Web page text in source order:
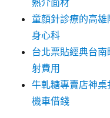
熱介面材
童顏針診療的高
身心科
台北票貼經典台
射費用
牛軋糖專賣店神
機車借錢